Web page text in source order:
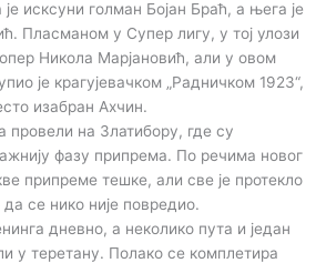
исксуни голман Бојан Браћ, а њега је
Пласманом у Супер лигу, у тој улози
Никола Марјановић, али у овом
је крагујевачком „Радничком 1923“,
изабран Ахчин.
провели на Златибору, где су
фазу припрема. По речима новог
припреме тешке, али све је протекло
да се нико није повредио.
дневно, а неколико пута и један
у теретану. Полако се комплетира